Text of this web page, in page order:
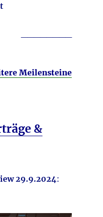
Meilensteine
&
29.9.2024: